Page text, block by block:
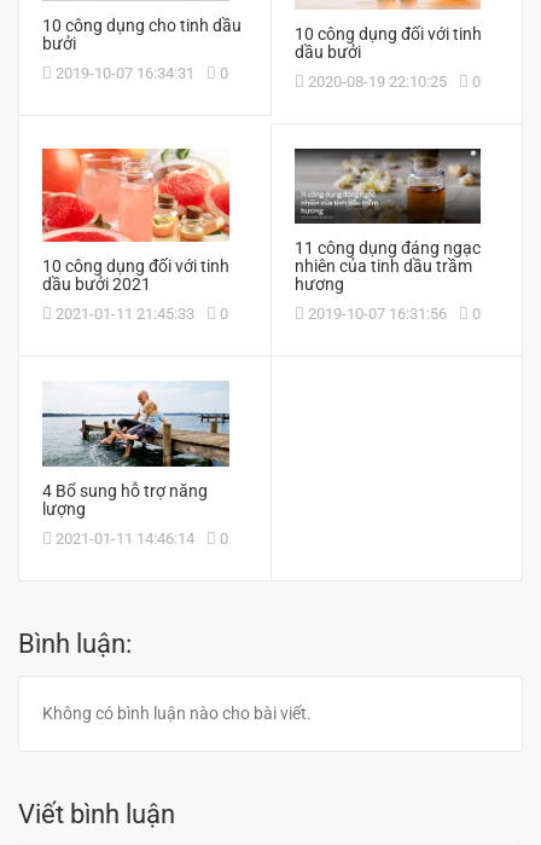
10 công dụng cho tinh dầu
bưởi
2019-10-07 16:34:31 0
10 công dụng đối với tinh
dầu bưởi
2020-08-19 22:10:25 0
10 công dụng đối với tinh
dầu bưởi 2021
2021-01-11 21:45:33 0
11 công dụng đáng ngạc
nhiên của tinh dầu trầm
hương
2019-10-07 16:31:56 0
4 Bổ sung hỗ trợ năng
lượng
2021-01-11 14:46:14 0
Bình luận:
Không có bình luận nào cho bài viết.
Viết bình luận